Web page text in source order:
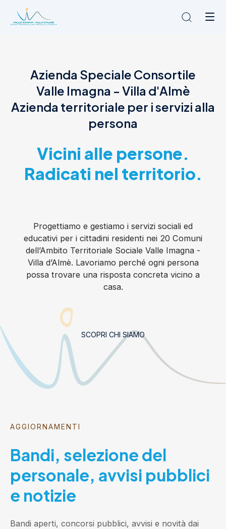
L'Ambito
Cosa facciamo
News
Amministrazione trasparente
Azienda Speciale Consortile
Valle Imagna - Villa d'Almè
Azienda territoriale per i servizi alla
persona
Vicini alle persone.
Radicati nel territorio.
Progettiamo e gestiamo i servizi sociali ed
educativi per i cittadini residenti nei 20 Comuni
dell’Ambito Territoriale Sociale Valle Imagna -
Villa d’Almè. Lavoriamo perché ogni persona
possa trovare una risposta concreta vicino a
casa.
SCOPRI CHI SIAMO
AGGIORNAMENTI
Bandi, selezione del
personale, avvisi pubblici
e notizie
Bandi aperti, concorsi pubblici, avvisi e novità dai